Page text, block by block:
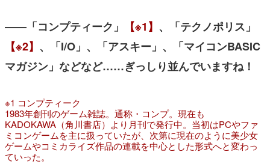
――「コンプティーク」 【※1】 、「テクノポリス」
【※2】 、「I/O」、「アスキー」、「マイコンBASIC
マガジン」などなど……ぎっしり並んでいますね！
※1 コンプティーク
1983年創刊のゲーム雑誌。通称・コンプ。現在も
KADOKAWA（角川書店）より月刊で発行中。当初はPCやファ
ミコンゲームを主に扱っていたが、次第に現在のように美少女
ゲームやコミカライズ作品の連載を中心とした形式へと変わっ
ていった。